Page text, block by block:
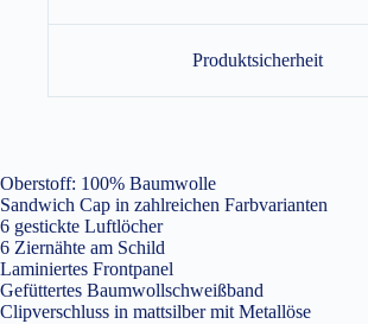
Produktsicherheit
Oberstoff: 100% Baumwolle
Sandwich Cap in zahlreichen Farbvarianten
6 gestickte Luftlöcher
6 Ziernähte am Schild
Laminiertes Frontpanel
Gefüttertes Baumwollschweißband
Clipverschluss in mattsilber mit Metallöse